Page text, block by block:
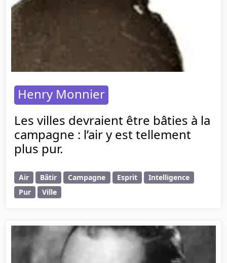
Henry Monnier
Les villes devraient être bâties à la
campagne : l’air y est tellement
plus pur.
Air Bâtir Campagne Esprit
Intelligence
Pur
Ville